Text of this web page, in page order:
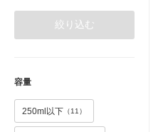
絞り込む
容量
250ml以下 （11）